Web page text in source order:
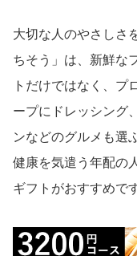
大切な人のやさしさ
ちそう」は、新鮮な
トだけではなく、プ
ープにドレッシング
ンなどのグルメも選
健康を気遣う年配の
ギフトがおすすめで